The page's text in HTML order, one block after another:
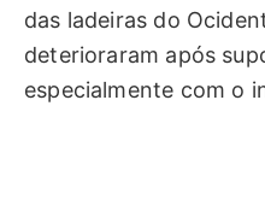
das ladeiras do
deterioraram após
especialmente com o